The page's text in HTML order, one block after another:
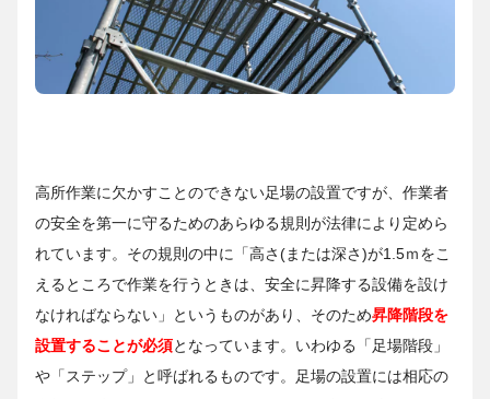
高所作業に欠かすことのできない足場の設置ですが、作業者
の安全を第一に守るためのあらゆる規則が法律により定めら
れています。その規則の中に「高さ(または深さ)が1.5ｍをこ
えるところで作業を行うときは、安全に昇降する設備を設け
なければならない」というものがあり、そのため昇降階段を
設置することが必須となっています。いわゆる「足場階段」
や「ステップ」と呼ばれるものです。足場の設置には相応の